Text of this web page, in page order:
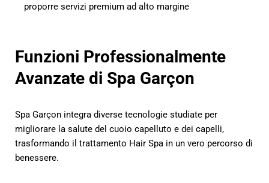
proporre servizi premium ad alto margine
Funzioni Professionalmente
Avanzate di Spa Garçon
Spa Garçon integra diverse tecnologie studiate per
migliorare la salute del cuoio capelluto e dei capelli,
trasformando il trattamento Hair Spa in un vero percorso di
benessere.